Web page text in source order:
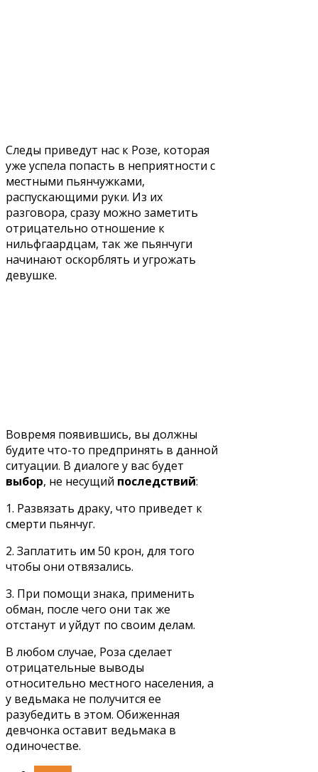
Следы приведут нас к Розе, которая
уже успела попасть в неприятности с
местными пьянчужками,
распускающими руки. Из их
разговора, сразу можно заметить
отрицательно отношение к
нильфгаардцам, так же пьянчуги
начинают оскорблять и угрожать
девушке.
Вовремя появившись, вы должны
будите что-то предпринять в данной
ситуации. В диалоге у вас будет
выбор, не несущий последствий:
1. Развязать драку, что приведет к
смерти пьянчуг.
2. Заплатить им 50 крон, для того
чтобы они отвязались.
3. При помощи знака, применить
обман, после чего они так же
отстанут и уйдут по своим делам.
В любом случае, Роза сделает
отрицательные выводы
относительно местного населения, а
у ведьмака не получится ее
разубедить в этом. Обиженная
девчонка оставит ведьмака в
одиночестве.